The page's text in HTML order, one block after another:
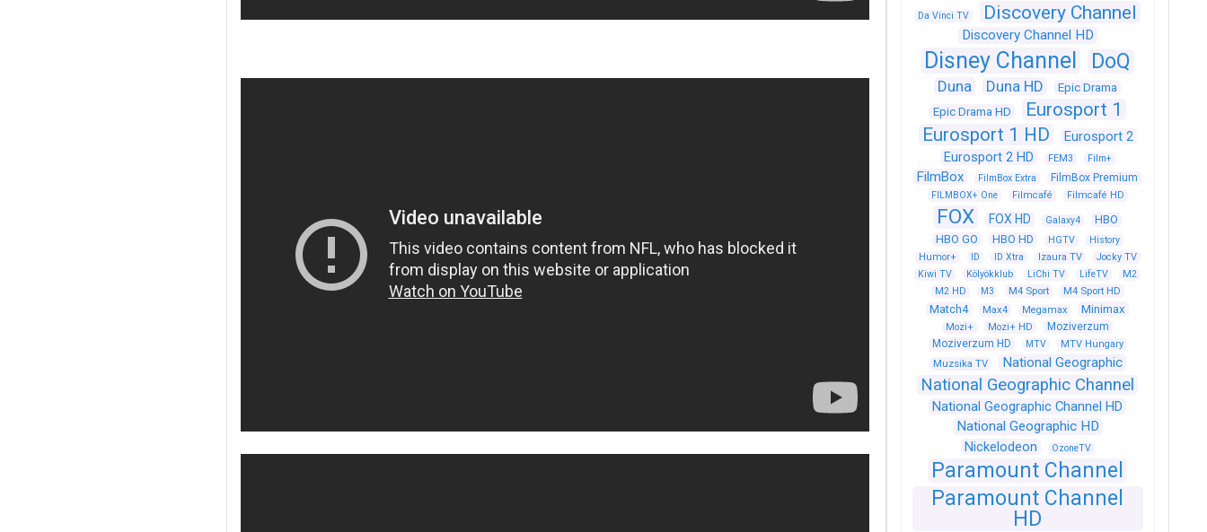
Da Vinci TV Discovery Channel
Discovery Channel HD
Disney Channel DoQ
Duna Duna HD
Epic Drama
Epic Drama HD
Eurosport 1
Eurosport 1 HD
Eurosport 2
Eurosport 2 HD
FEM3 Film+
FilmBox FilmBox Extra FilmBox Premium
FILMBOX+ One Filmcafé Filmcafé HD
FOX FOX HD Galaxy4
HBO
HBO GO
HBO HD HGTV
History
Humor+
ID ID Xtra Izaura TV
Jocky TV
Kiwi TV
Kölyökklub LiChi TV LifeTV
M2
M2 HD
M3 M4 Sport M4 Sport HD
Match4 Max4 Megamax Minimax
Mozi+ Mozi+ HD
Moziverzum
Moziverzum HD
MTV MTV Hungary
Muzsika TV National Geographic
National Geographic Channel
National Geographic Channel HD
National Geographic HD
Nickelodeon
OzoneTV
Paramount Channel
Paramount Channel
HD